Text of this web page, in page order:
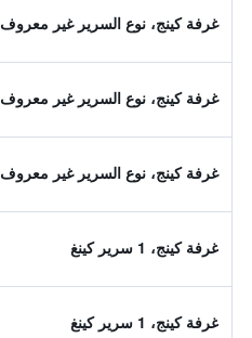
غرفة كينج، نوع السرير غير معروف
غرفة كينج، نوع السرير غير معروف
غرفة كينج، نوع السرير غير معروف
غرفة كينج، 1 سرير كينغ
غرفة كينج، 1 سرير كينغ